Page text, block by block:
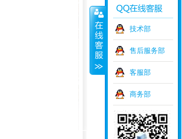
技术部
售后服务部
客服部
商务部